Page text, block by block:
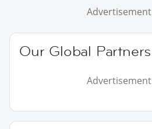
Advertisement
Our Global Partners
Advertisement